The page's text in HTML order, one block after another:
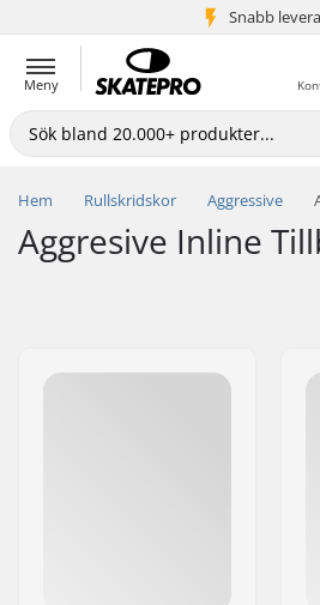
Snabb
5+ milj.
Meny
Hem Rullskridskor Aggressive
Aggresive Inline